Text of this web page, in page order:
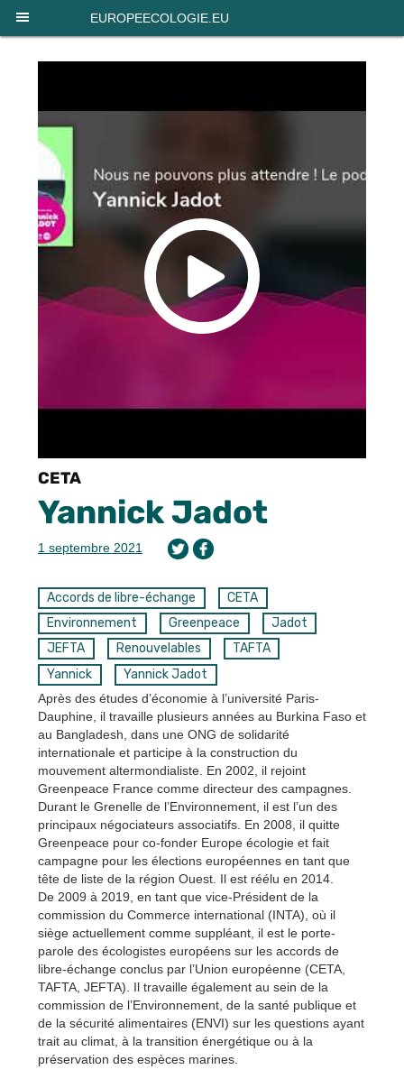
EUROPEECOLOGIE.EU
CETA
Yannick Jadot
1 septembre 2021
Accords de libre-échange
CETA
Environnement
Greenpeace
Jadot
JEFTA
Renouvelables
TAFTA
Yannick
Yannick Jadot
Après des études d’économie à l’université Paris-
Dauphine, il travaille plusieurs années au Burkina Faso et
au Bangladesh, dans une ONG de solidarité
internationale et participe à la construction du
mouvement altermondialiste. En 2002, il rejoint
Greenpeace France comme directeur des campagnes.
Durant le Grenelle de l’Environnement, il est l’un des
principaux négociateurs associatifs. En 2008, il quitte
Greenpeace pour co-fonder Europe écologie et fait
campagne pour les élections européennes en tant que
tête de liste de la région Ouest. Il est réélu en 2014.
De 2009 à 2019, en tant que vice-Président de la
commission du Commerce international (INTA), où il
siège actuellement comme suppléant, il est le porte-
parole des écologistes européens sur les accords de
libre-échange conclus par l’Union européenne (CETA,
TAFTA, JEFTA). Il travaille également au sein de la
commission de l’Environnement, de la santé publique et
de la sécurité alimentaires (ENVI) sur les questions ayant
trait au climat, à la transition énergétique ou à la
préservation des espèces marines.